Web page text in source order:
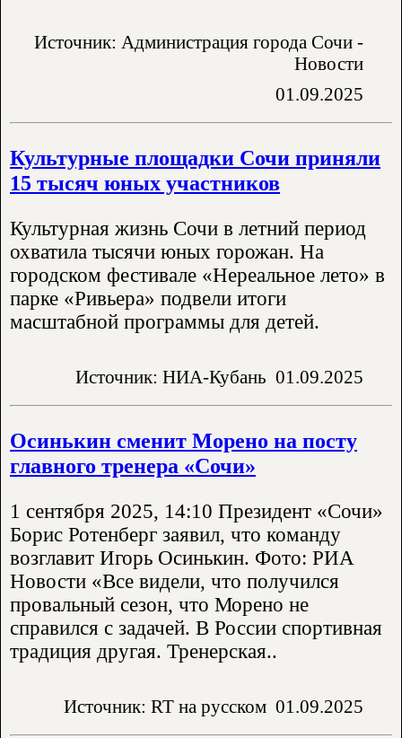
Источник: Администрация города Сочи -
Новости
01.09.2025
Культурные площадки Сочи приняли
15 тысяч юных участников
Культурная жизнь Сочи в летний период
охватила тысячи юных горожан. На
городском фестивале «Нереальное лето» в
парке «Ривьера» подвели итоги
масштабной программы для детей.
Источник: НИА-Кубань 01.09.2025
Осинькин сменит Морено на посту
главного тренера «Сочи»
1 сентября 2025, 14:10 Президент «Сочи»
Борис Ротенберг заявил, что команду
возглавит Игорь Осинькин. Фото: РИА
Новости «Все видели, что получился
провальный сезон, что Морено не
справился с задачей. В России спортивная
традиция другая. Тренерская..
Источник: RT на русском 01.09.2025